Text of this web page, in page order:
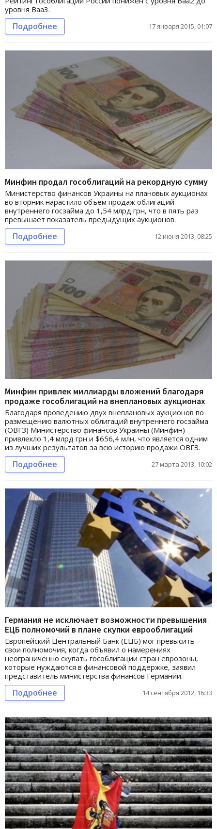
уровня Baa3.
Подробнее 17 января 2015, 01:07
Минфин продал гособлигаций на рекордную сумму
Министерство финансов Украины на плановых аукционах
во вторник нарастило объем продаж облигаций
внутреннего госзайма до 1,54 млрд грн, что в пять раз
превышает показатель предыдущих аукционов.
Подробнее 12 июня 2013, 08:25
Минфин привлек миллиарды вложений благодаря
продаже гособлигаций на внеплановых аукционах
Благодаря проведению двух внеплановых аукционов по
размещению валютных облигаций внутреннего госзайма
(ОВГЗ) Министерство финансов Украины (Минфин)
привлекло 1,4 млрд грн и $656,4 млн, что является одним
из лучших результатов за всю историю продажи ОВГЗ.
Подробнее 27 марта 2013, 10:02
Германия не исключает возможности превышения
ЕЦБ полномочий в плане скупки еврооблигаций
Европейский Центральный Банк (ЕЦБ) мог превысить
свои полномочия, когда объявил о намерениях
неограниченно скупать гособлигации стран еврозоны,
которые нуждаются в финансовой поддержке, заявил
представитель министерства финансов Германии.
Подробнее 14 сентября 2012, 16:33